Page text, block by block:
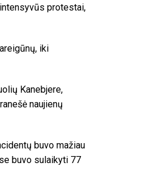
protestai,
iki
Kanebjere,
naujienų
buvo mažiau
buvo sulaikyti 77